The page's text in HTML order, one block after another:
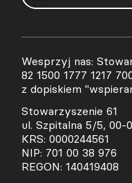
Wesprzyj nas:
82 1500 1777 1217
z dopiskiem
Stowarzyszenie 61
ul. Szpitalna 5/5, 00-
KRS: 0000244561
NIP: 701 00 38 976
REGON: 140419408